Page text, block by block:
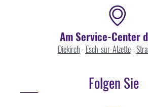
Am Service-Center
Diekirch- Esch-sur-Alzette-
Folgen Sie